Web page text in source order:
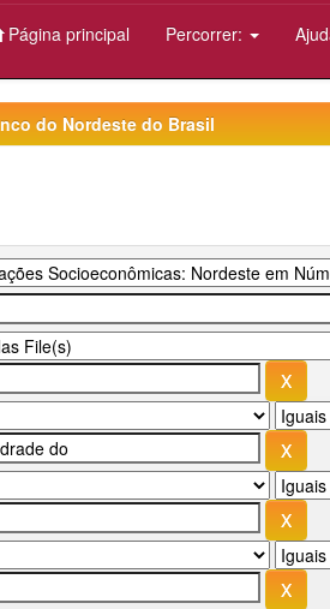
Página principal Percorrer:
do Nordeste do Brasil